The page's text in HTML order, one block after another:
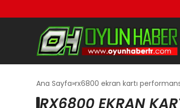
Ana Sayfa rx6800 ekran kartı
RX6800 EKRAN